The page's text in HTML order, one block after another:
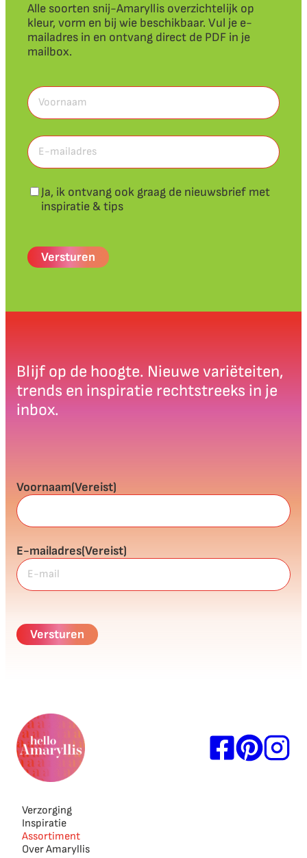
Alle soorten snij-Amaryllis overzichtelijk op
kleur, vorm en bij wie beschikbaar. Vul je e-
mailadres in en ontvang direct de PDF in je
mailbox.
Voornaam
E-
mailadres(Vereist)
Nieuwsbrief
Ja, ik ontvang ook graag de nieuwsbrief met
inspiratie & tips
Blijf op de hoogte. Nieuwe variëteiten,
trends en inspiratie rechtstreeks in je
inbox.
Voornaam(Vereist)
E-mailadres(Vereist)
Verzorging
Inspiratie
Assortiment
Over Amaryllis